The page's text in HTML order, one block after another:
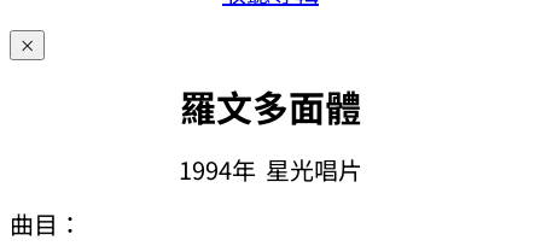
×
羅文多面體
1994年 星光唱片
曲目：